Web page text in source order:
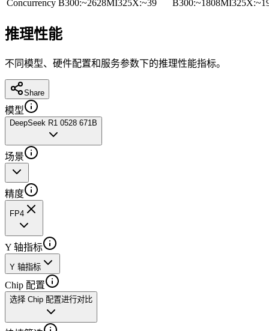
Concurrency B300:~2628MI325X:~39 B300:~1808MI325X:
推理性能
不同模型、硬件配置和服务参数下的推理性能指标。
Share
模型
DeepSeek R1 0528 671B
场景
精度
FP4
Y 轴指标
Y 轴指标
Chip 配置
选择 Chip 配置进行对比